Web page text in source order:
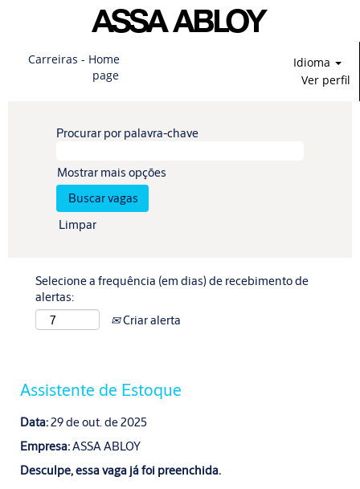
Carreiras - Home
page
Idioma
Ver perfil
Procurar por palavra-chave
Mostrar mais opções
Limpar
Selecione a frequência (em dias) de recebimento de
alertas:
Criar alerta
Assistente de Estoque
Data:29 de out. de 2025
Empresa:ASSA ABLOY
Desculpe, essa vaga já foi preenchida.